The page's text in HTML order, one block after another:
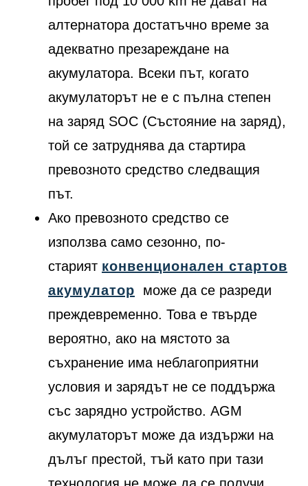
алтернатора достатъчно време за
адекватно презареждане на
акумулатора. Всеки път, когато
акумулаторът не е с пълна степен
на заряд SOC (Състояние на заряд),
той се затруднява да стартира
превозното средство следващия
път.
Ако превозното средство се
използва само сезонно, по-
старият конвенционален стартов
акумулатор може да се разреди
преждевременно. Това е твърде
вероятно, ако на мястото за
съхранение има неблагоприятни
условия и зарядът не се поддържа
със зарядно устройство. AGM
акумулаторът може да издържи на
дълъг престой, тъй като при тази
технология не може да се получи